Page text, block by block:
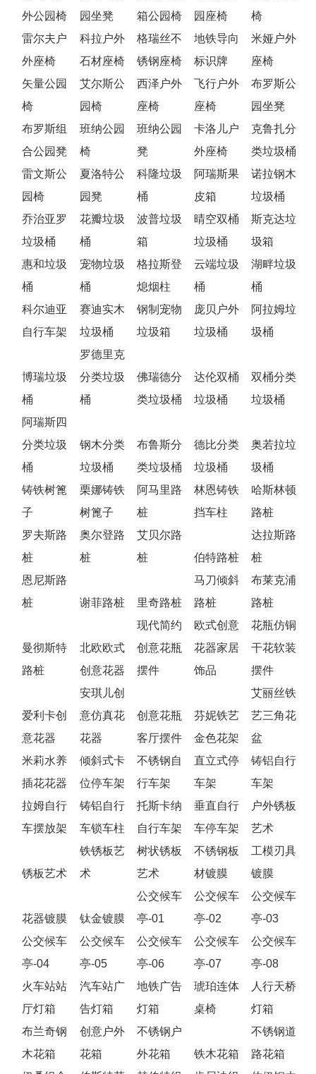
外公园椅
园坐凳
箱公园椅
园座椅
椅
雷尔夫户
外座椅
科拉户外
石材座椅
格瑞丝不
锈钢座椅
地铁导向
标识牌
米娅户外
座椅
矢量公园
椅
艾尔斯公
园椅
西泽户外
座椅
飞行户外
座椅
​布罗斯公
园坐凳
布罗斯组
合公园凳
班纳公园
椅
班纳公园
凳
卡洛儿户
外座椅
克鲁扎分
类垃圾桶
雷文斯公
园椅
夏洛特公
园凳
科隆垃圾
桶
阿瑞斯果
皮箱
诺拉钢木
垃圾桶
乔治亚罗
垃圾桶
花瓣垃圾
桶
波普垃圾
箱
晴空双桶
垃圾桶
斯克达垃
圾箱
惠和垃圾
桶
宠物垃圾
桶
格拉斯登
熄烟柱
云端垃圾
桶
湖畔垃圾
桶
科尔迪亚
自行车架
赛迪实木
垃圾桶
钢制宠物
垃圾箱
庞贝户外
垃圾桶
阿拉姆垃
圾桶
博瑞垃圾
桶
罗德里克
分类垃圾
桶
佛瑞德分
类垃圾桶
达伦双桶
垃圾桶
双桶分类
垃圾桶
阿瑞斯四
分类垃圾
桶
钢木分类
垃圾桶
布鲁斯分
类垃圾桶
德比分类
垃圾桶
奥若拉垃
圾桶
铸铁树篦
子
栗娜铸铁
树篦子
阿马里路
桩
林恩铸铁
挡车柱
哈斯林顿
路桩
罗夫斯路
桩
奥尔登路
桩
艾贝尔路
桩
伯特路桩
达拉斯路
桩
恩尼斯路
桩
谢菲路桩 里奇路桩
马刀倾斜
路桩
布莱克浦
路桩
曼彻斯特
路桩
北欧欧式
创意花器
现代简约
创意花瓶
摆件
欧式创意
花器家居
饰品
花瓶仿铜
干花软装
摆件
爱利卡创
意花器
安琪儿创
意仿真花
花器
创意花瓶
客厅摆件
芬妮铁艺
金色花架
艾丽丝铁
艺三角花
盆
米莉水养
插花花器
倾斜式卡
位停车架
不锈钢自
行车架
直立式停
车架
铸铝自行
车架
拉姆自行
车摆放架
铸铝自行
车锁车柱
托斯卡纳
自行车架
垂直自行
车停车架
户外锈板
艺术
锈板艺术
铁锈板艺
术
树状锈板
艺术
不锈钢板
材镀膜
工模刃具
镀膜
花器镀膜 钛金镀膜
公交候车
亭-01
公交候车
亭-02
公交候车
亭-03
公交候车
亭-04
公交候车
亭-05
公交候车
亭-06
公交候车
亭-07
公交候车
亭-08
火车站站
厅灯箱
汽车站广
告灯箱
地铁广告
灯箱
琥珀连体
桌椅
人行天桥
灯箱
布兰奇钢
木花箱
创意户外
花箱
不锈钢户
外花箱
铁木花箱
不锈钢道
路花箱